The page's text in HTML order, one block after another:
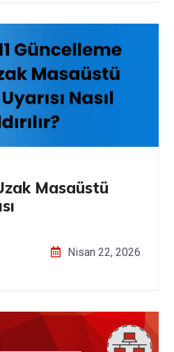
Masaüstü
Nisan 22, 2026